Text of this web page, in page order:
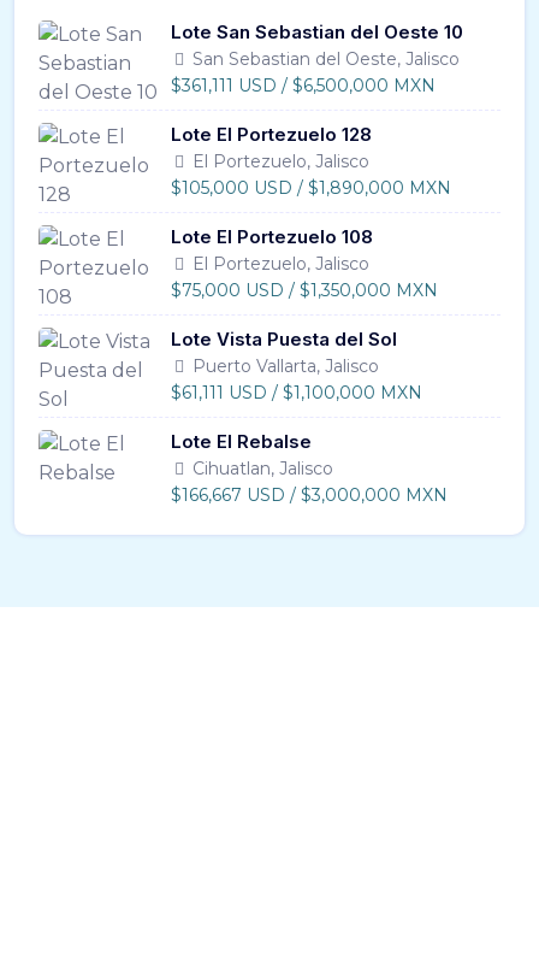
Lote San Sebastian del Oeste 10
San Sebastian del Oeste, Jalisco
$361,111 USD / $6,500,000 MXN
Lote El Portezuelo 128
El Portezuelo, Jalisco
$105,000 USD / $1,890,000 MXN
Lote El Portezuelo 108
El Portezuelo, Jalisco
$75,000 USD / $1,350,000 MXN
Lote Vista Puesta del Sol
Puerto Vallarta, Jalisco
$61,111 USD / $1,100,000 MXN
Lote El Rebalse
Cihuatlan, Jalisco
$166,667 USD / $3,000,000 MXN